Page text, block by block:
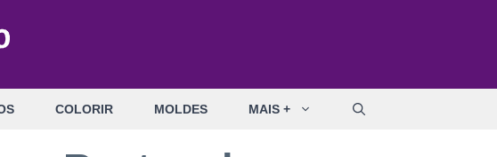
COLORIR MOLDES MAIS +